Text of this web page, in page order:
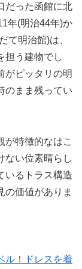
だった函館に北
年(明治44年)か
て明治館)は、
担う建物でし
がピッタリの明
のまま残ってい
が特徴的なはこ
ない位素晴らし
いるトラス構造
の価値がありま
ル！ドレスを着